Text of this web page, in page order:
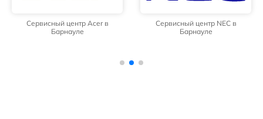
Сервисный центр Acer в
Барнауле
Сервисный центр NEC в
Барнауле